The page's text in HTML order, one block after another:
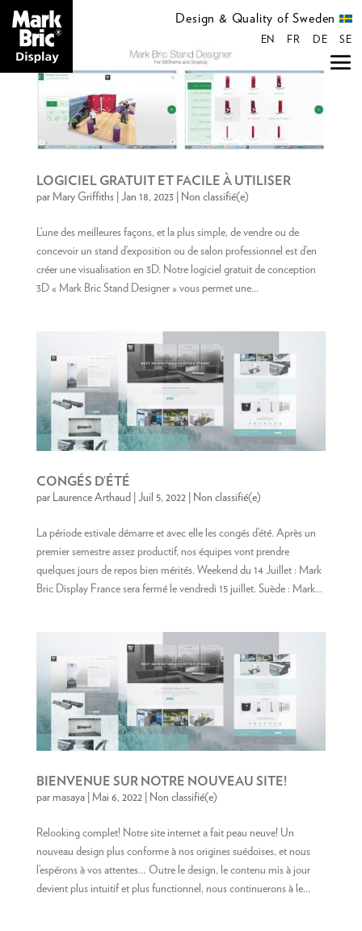
Design & Quality of Sweden
EN FR DE SE
LOGICIEL GRATUIT ET FACILE À UTILISER
par Mary Griffiths| Jan 18, 2023| Non classifié(e)
L’une des meilleures façons, et la plus simple, de vendre ou de
concevoir un stand d’exposition ou de salon professionnel est d’en
créer une visualisation en 3D. Notre logiciel gratuit de conception
3D « Mark Bric Stand Designer » vous permet une...
CONGÉS D’ÉTÉ
par Laurence Arthaud|Juil 5, 2022| Non classifié(e)
La période estivale démarre et avec elle les congés d’été. Après un
premier semestre assez productif, nos équipes vont prendre
quelques jours de repos bien mérités. Weekend du 14 Juillet : Mark
Bric Display France sera fermé le vendredi 15 juillet. Suède : Mark...
BIENVENUE SUR NOTRE NOUVEAU SITE!
parmasaya| Mai 6, 2022| Non classifié(e)
Relooking complet! Notre site internet a fait peau neuve! Un
nouveau design plus conforme à nos origines suédoises, et nous
l’espérons à vos attentes… Outre le design, le contenu mis à jour
devient plus intuitif et plus functionnel, nous continuerons à le...